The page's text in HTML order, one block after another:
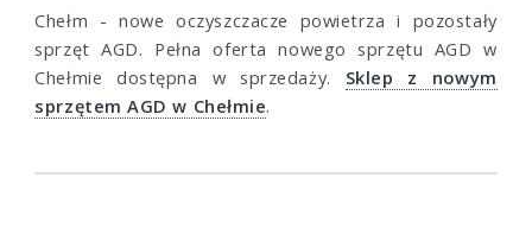
Chełm - nowe oczyszczacze powietrza i pozostały
sprzęt AGD. Pełna oferta nowego sprzętu AGD w
Chełmie dostępna w sprzedaży. Sklep z nowym
sprzętem AGD w Chełmie.